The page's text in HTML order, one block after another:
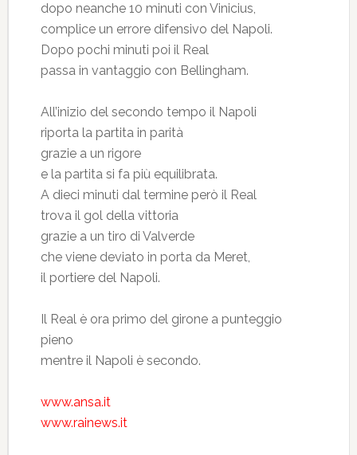
dopo neanche 10 minuti con Vinicius,
complice un errore difensivo del Napoli.
Dopo pochi minuti poi il Real
passa in vantaggio con Bellingham.
All’inizio del secondo tempo il Napoli
riporta la partita in parità
grazie a un rigore
e la partita si fa più equilibrata.
A dieci minuti dal termine però il Real
trova il gol della vittoria
grazie a un tiro di Valverde
che viene deviato in porta da Meret,
il portiere del Napoli.
Il Real è ora primo del girone a punteggio
pieno
mentre il Napoli è secondo.
www.ansa.it
www.rainews.it